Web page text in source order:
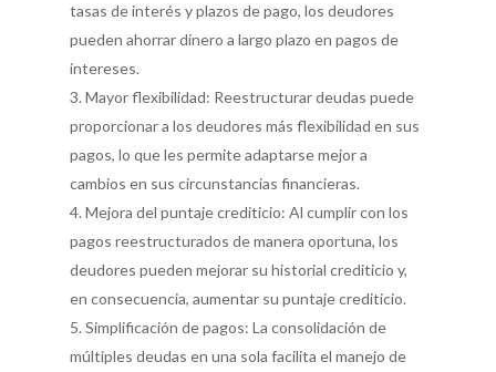
tasas de interés y plazos de pago, los deudores
pueden ahorrar dinero a largo plazo en pagos de
intereses.
Mayor flexibilidad: Reestructurar deudas puede
proporcionar a los deudores más flexibilidad en sus
pagos, lo que les permite adaptarse mejor a
cambios en sus circunstancias financieras.
Mejora del puntaje crediticio: Al cumplir con los
pagos reestructurados de manera oportuna, los
deudores pueden mejorar su historial crediticio y,
en consecuencia, aumentar su puntaje crediticio.
Simplificación de pagos: La consolidación de
múltiples deudas en una sola facilita el manejo de